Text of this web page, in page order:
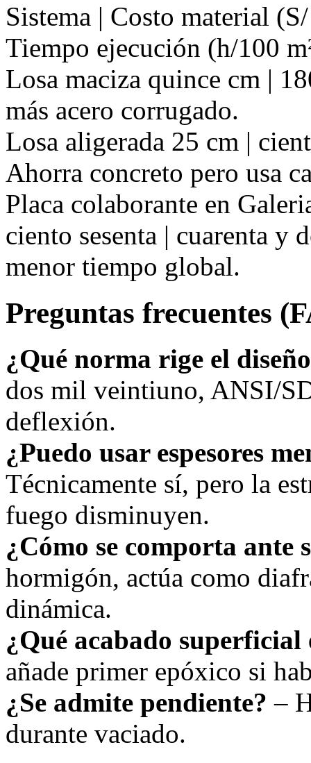
Sistema | Costo material
Tiempo ejecución (h/100
Losa maciza quince cm |
más acero corrugado.
Losa aligerada 25 cm |
Ahorra concreto pero usa
Placa colaborante en
ciento sesenta | cuarenta y
menor tiempo global.
Preguntas frecuentes
¿Qué norma rige el
dos mil veintiuno, ANSI/
deflexión.
¿Puedo usar espesores
Técnicamente sí, pero la
fuego disminuyen.
¿Cómo se comporta ante
hormigón, actúa como
dinámica.
¿Qué acabado superficial
añade primer epóxico si
¿Se admite pendiente? –
durante vaciado.